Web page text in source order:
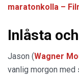
maratonkolla –
Inlåsta
Jason (Wagner
vanlig morgon med